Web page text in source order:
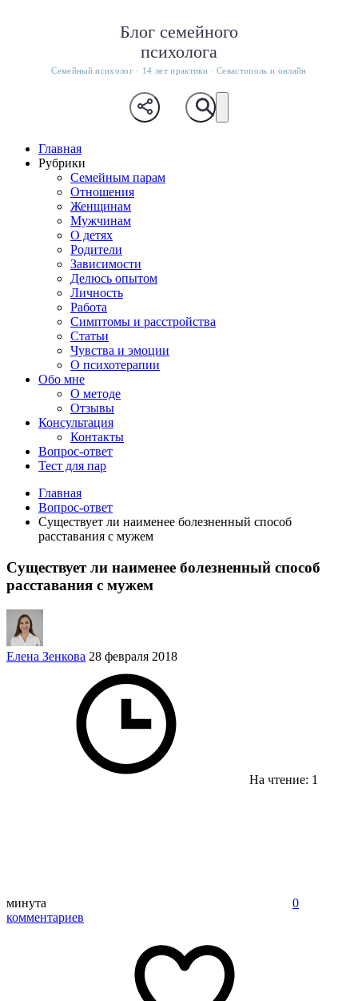
Блог семейного
психолога
Семейный психолог · 14 лет практики · Севастополь и онлайн
Главная
Рубрики
Семейным парам
Отношения
Женщинам
Мужчинам
О детях
Родители
Зависимости
Делюсь опытом
Личность
Работа
Симптомы и расстройства
Статьи
Чувства и эмоции
О психотерапии
Обо мне
О методе
Отзывы
Консультация
Контакты
Вопрос-ответ
Тест для пар
Главная
Вопрос-ответ
Существует ли наименее болезненный способ
расставания с мужем
Существует ли наименее болезненный способ
расставания с мужем
Елена Зенкова 28 февраля 2018
На чтение: 1
минута
0
комментариев